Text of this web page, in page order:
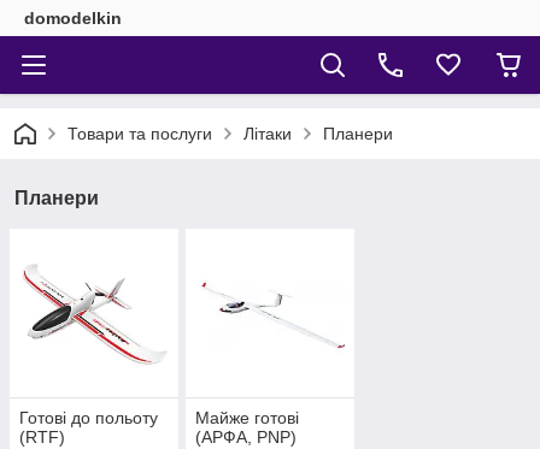
domodelkin
Товари та послуги Літаки Планери
Планери
Готові до польоту
(RTF)
Майже готові
(АРФА, PNP)